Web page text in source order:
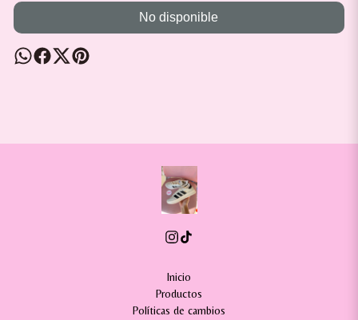
No disponible
Inicio
Productos
Políticas de cambios